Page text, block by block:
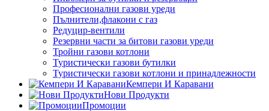
Професионални газови уреди
Пълнители,флакони с газ
Редуцир-вентили
Резервни части за битови газови уреди
Тройни газови котлони
Туристически газови бутилки
Туристически газови котлони и принадлежности
Кемпери И Каравани
Нови Продукти
Промоции